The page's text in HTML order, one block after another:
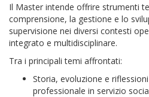
Il Master intende offrire strumenti
comprensione, la gestione e lo
supervisione nei diversi contesti
integrato e multidisciplinare.
Tra i principali temi affrontati:
Storia, evoluzione e
professionale in servizio